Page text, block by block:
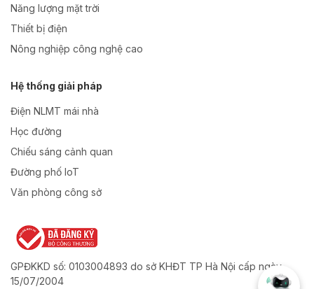
Năng lượng mặt trời
Thiết bị điện
Nông nghiệp công nghệ cao
Hệ thống giải pháp
Điện NLMT mái nhà
Học đường
Chiếu sáng cảnh quan
Đường phố IoT
Văn phòng công sở
GPĐKKD số: 0103004893 do sở KHĐT TP Hà Nội cấp ngày
15/07/2004